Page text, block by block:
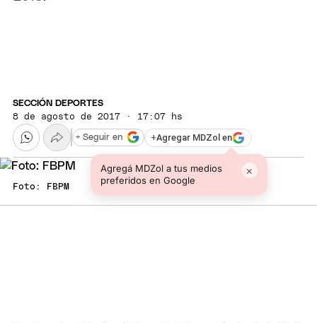
SECCIÓN DEPORTES
8 de agosto de 2017 · 17:07 hs
+Agregar MDZol en
Agregá MDZol a tus medios
preferidos en Google
×
+ Seguir en
Foto: FBPM